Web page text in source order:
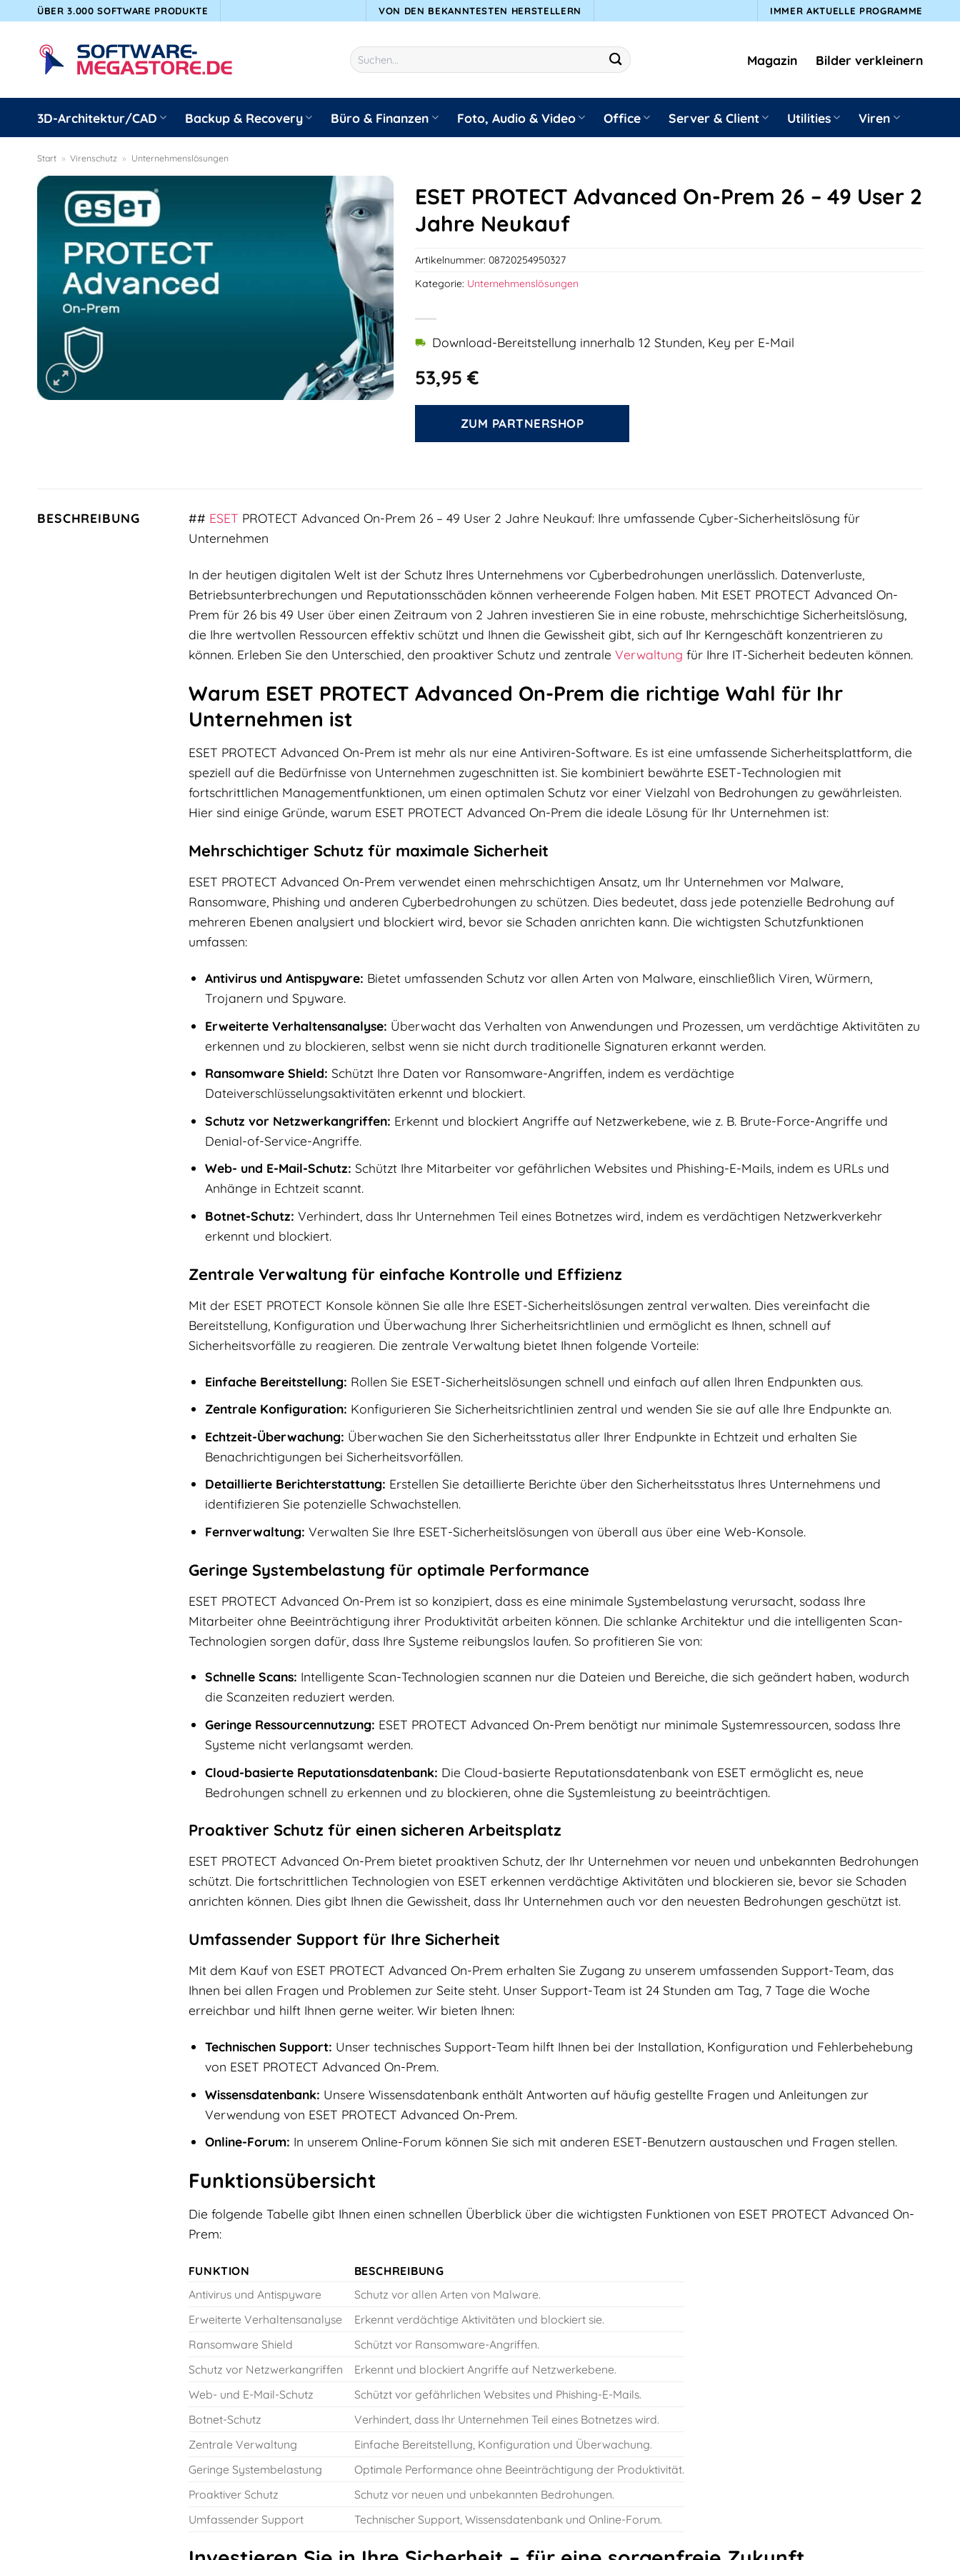
springen
ÜBER 3.000 SOFTWARE PRODUKTE VON DEN BEKANNTESTEN HERSTELLERN IMMER AKTUELLE PROGRAMME
Suchen
nach:
Magazin Bilder verkleinern
3D-Architektur/CAD Backup & Recovery Büro & Finanzen Foto, Audio & Video Office Server & Client Utilities Viren
Start » Virenschutz » Unternehmenslösungen
ESET PROTECT Advanced On-Prem 26 – 49 User 2
Jahre Neukauf
53,95€
Download-Bereitstellung innerhalb 12 Stunden, Key per E-Mail
ZUM PARTNERSHOP
Artikelnummer:08720254950327
Kategorie: Unternehmenslösungen
BESCHREIBUNG ## ESET PROTECT Advanced On-Prem 26 – 49 User 2 Jahre Neukauf: Ihre umfassende Cyber-Sicherheitslösung für
Unternehmen
In der heutigen digitalen Welt ist der Schutz Ihres Unternehmens vor Cyberbedrohungen unerlässlich. Datenverluste,
Betriebsunterbrechungen und Reputationsschäden können verheerende Folgen haben. Mit ESET PROTECT Advanced On-
Prem für 26 bis 49 User über einen Zeitraum von 2 Jahren investieren Sie in eine robuste, mehrschichtige Sicherheitslösung,
die Ihre wertvollen Ressourcen effektiv schützt und Ihnen die Gewissheit gibt, sich auf Ihr Kerngeschäft konzentrieren zu
können. Erleben Sie den Unterschied, den proaktiver Schutz und zentrale Verwaltung für Ihre IT-Sicherheit bedeuten können.
Warum ESET PROTECT Advanced On-Prem die richtige Wahl für Ihr
Unternehmen ist
ESET PROTECT Advanced On-Prem ist mehr als nur eine Antiviren-Software. Es ist eine umfassende Sicherheitsplattform, die
speziell auf die Bedürfnisse von Unternehmen zugeschnitten ist. Sie kombiniert bewährte ESET-Technologien mit
fortschrittlichen Managementfunktionen, um einen optimalen Schutz vor einer Vielzahl von Bedrohungen zu gewährleisten.
Hier sind einige Gründe, warum ESET PROTECT Advanced On-Prem die ideale Lösung für Ihr Unternehmen ist:
Mehrschichtiger Schutz für maximale Sicherheit
ESET PROTECT Advanced On-Prem verwendet einen mehrschichtigen Ansatz, um Ihr Unternehmen vor Malware,
Ransomware, Phishing und anderen Cyberbedrohungen zu schützen. Dies bedeutet, dass jede potenzielle Bedrohung auf
mehreren Ebenen analysiert und blockiert wird, bevor sie Schaden anrichten kann. Die wichtigsten Schutzfunktionen
umfassen:
Antivirus und Antispyware: Bietet umfassenden Schutz vor allen Arten von Malware, einschließlich Viren, Würmern,
Trojanern und Spyware.
Erweiterte Verhaltensanalyse: Überwacht das Verhalten von Anwendungen und Prozessen, um verdächtige Aktivitäten zu
erkennen und zu blockieren, selbst wenn sie nicht durch traditionelle Signaturen erkannt werden.
Ransomware Shield: Schützt Ihre Daten vor Ransomware-Angriffen, indem es verdächtige
Dateiverschlüsselungsaktivitäten erkennt und blockiert.
Schutz vor Netzwerkangriffen: Erkennt und blockiert Angriffe auf Netzwerkebene, wie z. B. Brute-Force-Angriffe und
Denial-of-Service-Angriffe.
Web- und E-Mail-Schutz: Schützt Ihre Mitarbeiter vor gefährlichen Websites und Phishing-E-Mails, indem es URLs und
Anhänge in Echtzeit scannt.
Botnet-Schutz: Verhindert, dass Ihr Unternehmen Teil eines Botnetzes wird, indem es verdächtigen Netzwerkverkehr
erkennt und blockiert.
Zentrale Verwaltung für einfache Kontrolle und Effizienz
Mit der ESET PROTECT Konsole können Sie alle Ihre ESET-Sicherheitslösungen zentral verwalten. Dies vereinfacht die
Bereitstellung, Konfiguration und Überwachung Ihrer Sicherheitsrichtlinien und ermöglicht es Ihnen, schnell auf
Sicherheitsvorfälle zu reagieren. Die zentrale Verwaltung bietet Ihnen folgende Vorteile:
Einfache Bereitstellung: Rollen Sie ESET-Sicherheitslösungen schnell und einfach auf allen Ihren Endpunkten aus.
Zentrale Konfiguration: Konfigurieren Sie Sicherheitsrichtlinien zentral und wenden Sie sie auf alle Ihre Endpunkte an.
Echtzeit-Überwachung: Überwachen Sie den Sicherheitsstatus aller Ihrer Endpunkte in Echtzeit und erhalten Sie
Benachrichtigungen bei Sicherheitsvorfällen.
Detaillierte Berichterstattung: Erstellen Sie detaillierte Berichte über den Sicherheitsstatus Ihres Unternehmens und
identifizieren Sie potenzielle Schwachstellen.
Fernverwaltung: Verwalten Sie Ihre ESET-Sicherheitslösungen von überall aus über eine Web-Konsole.
Geringe Systembelastung für optimale Performance
ESET PROTECT Advanced On-Prem ist so konzipiert, dass es eine minimale Systembelastung verursacht, sodass Ihre
Mitarbeiter ohne Beeinträchtigung ihrer Produktivität arbeiten können. Die schlanke Architektur und die intelligenten Scan-
Technologien sorgen dafür, dass Ihre Systeme reibungslos laufen. So profitieren Sie von:
Schnelle Scans: Intelligente Scan-Technologien scannen nur die Dateien und Bereiche, die sich geändert haben, wodurch
die Scanzeiten reduziert werden.
Geringe Ressourcennutzung: ESET PROTECT Advanced On-Prem benötigt nur minimale Systemressourcen, sodass Ihre
Systeme nicht verlangsamt werden.
Cloud-basierte Reputationsdatenbank: Die Cloud-basierte Reputationsdatenbank von ESET ermöglicht es, neue
Bedrohungen schnell zu erkennen und zu blockieren, ohne die Systemleistung zu beeinträchtigen.
Proaktiver Schutz für einen sicheren Arbeitsplatz
ESET PROTECT Advanced On-Prem bietet proaktiven Schutz, der Ihr Unternehmen vor neuen und unbekannten Bedrohungen
schützt. Die fortschrittlichen Technologien von ESET erkennen verdächtige Aktivitäten und blockieren sie, bevor sie Schaden
anrichten können. Dies gibt Ihnen die Gewissheit, dass Ihr Unternehmen auch vor den neuesten Bedrohungen geschützt ist.
Umfassender Support für Ihre Sicherheit
Mit dem Kauf von ESET PROTECT Advanced On-Prem erhalten Sie Zugang zu unserem umfassenden Support-Team, das
Ihnen bei allen Fragen und Problemen zur Seite steht. Unser Support-Team ist 24 Stunden am Tag, 7 Tage die Woche
erreichbar und hilft Ihnen gerne weiter. Wir bieten Ihnen:
Technischen Support: Unser technisches Support-Team hilft Ihnen bei der Installation, Konfiguration und Fehlerbehebung
von ESET PROTECT Advanced On-Prem.
Wissensdatenbank: Unsere Wissensdatenbank enthält Antworten auf häufig gestellte Fragen und Anleitungen zur
Verwendung von ESET PROTECT Advanced On-Prem.
Online-Forum: In unserem Online-Forum können Sie sich mit anderen ESET-Benutzern austauschen und Fragen stellen.
Funktionsübersicht
Die folgende Tabelle gibt Ihnen einen schnellen Überblick über die wichtigsten Funktionen von ESET PROTECT Advanced On-
Prem:
FUNKTION
BESCHREIBUNG
Antivirus und Antispyware
Schutz vor allen Arten von Malware.
Erweiterte Verhaltensanalyse
Erkennt verdächtige Aktivitäten und blockiert sie.
Ransomware Shield
Schützt vor Ransomware-Angriffen.
Schutz vor Netzwerkangriffen
Erkennt und blockiert Angriffe auf Netzwerkebene.
Web- und E-Mail-Schutz
Schützt vor gefährlichen Websites und Phishing-E-Mails.
Botnet-Schutz
Verhindert, dass Ihr Unternehmen Teil eines Botnetzes wird.
Zentrale Verwaltung
Einfache Bereitstellung, Konfiguration und Überwachung.
Geringe Systembelastung
Optimale Performance ohne Beeinträchtigung der Produktivität.
Proaktiver Schutz
Schutz vor neuen und unbekannten Bedrohungen.
Umfassender Support
Technischer Support, Wissensdatenbank und Online-Forum.